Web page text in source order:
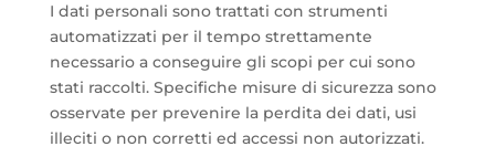
I dati personali sono trattati con strumenti
automatizzati per il tempo strettamente
necessario a conseguire gli scopi per cui sono
stati raccolti. Specifiche misure di sicurezza sono
osservate per prevenire la perdita dei dati, usi
illeciti o non corretti ed accessi non autorizzati.